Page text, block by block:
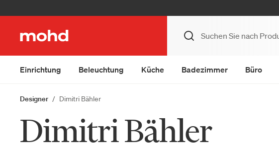
Einrichtung Beleuchtung Küche Badezimmer Büro
Designer Dimitri Bähler
Dimitri Bähler